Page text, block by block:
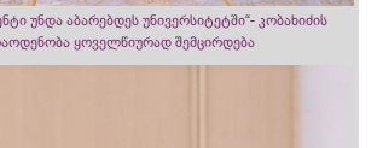
უნდა აბარებდეს უნივერსიტეტში“- კობახიძის
ყოველწიურად შემცირდება